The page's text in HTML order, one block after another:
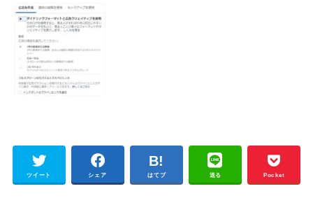
ツイート シェア はてブ 送る Pocket